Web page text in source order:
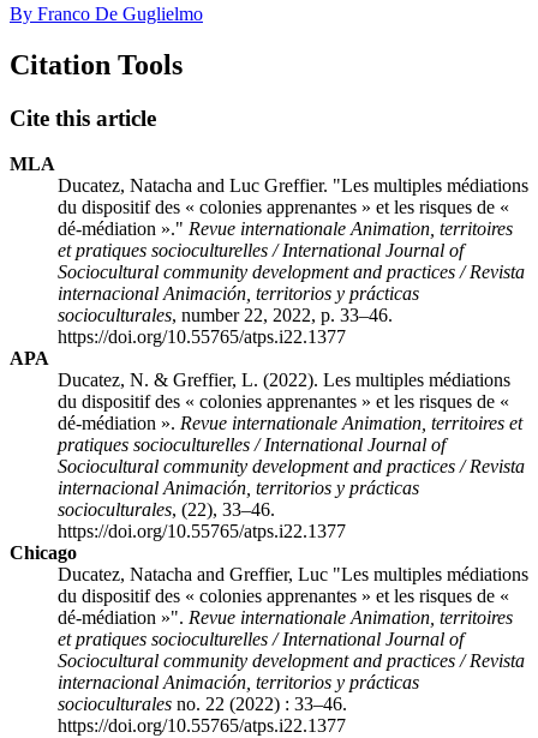
By Franco De Guglielmo
Citation Tools
Cite this article
MLA
Ducatez, Natacha and Luc Greffier. "Les multiples médiations
du dispositif des « colonies apprenantes » et les risques de «
dé-médiation »." Revue internationale Animation, territoires
et pratiques socioculturelles / International Journal of
Sociocultural community development and practices / Revista
internacional Animación, territorios y prácticas
socioculturales, number 22, 2022, p. 33–46.
https://doi.org/10.55765/atps.i22.1377
APA
Ducatez, N. & Greffier, L. (2022). Les multiples médiations
du dispositif des « colonies apprenantes » et les risques de «
dé-médiation ». Revue internationale Animation, territoires et
pratiques socioculturelles / International Journal of
Sociocultural community development and practices / Revista
internacional Animación, territorios y prácticas
socioculturales, (22), 33–46.
https://doi.org/10.55765/atps.i22.1377
Chicago
Ducatez, Natacha and Greffier, Luc "Les multiples médiations
du dispositif des « colonies apprenantes » et les risques de «
dé-médiation »". Revue internationale Animation, territoires
et pratiques socioculturelles / International Journal of
Sociocultural community development and practices / Revista
internacional Animación, territorios y prácticas
socioculturales no. 22 (2022) : 33–46.
https://doi.org/10.55765/atps.i22.1377